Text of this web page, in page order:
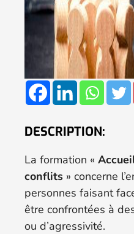
DESCRIPTION:
La formation «
conflits » concerne
personnes faisant
être confrontées à
ou d’agressivité.